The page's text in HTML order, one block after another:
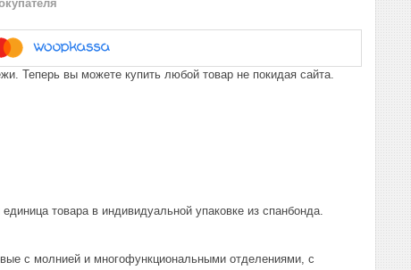
Теперь вы можете купить любой товар не покидая сайта.
товара в индивидуальной упаковке из спанбонда.
с молнией и многофункциональными отделениями, с